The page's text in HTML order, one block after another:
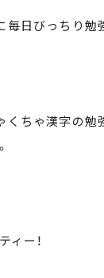
日びっちり勉
ちゃ漢字の勉
ィー！